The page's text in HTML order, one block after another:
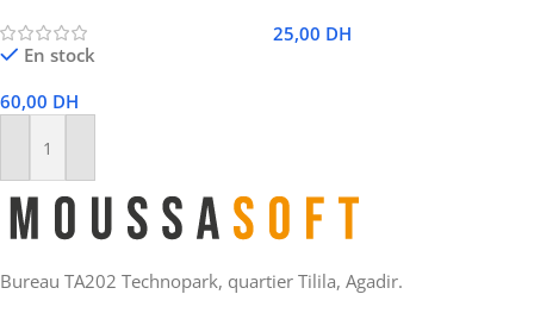
En stock
60,00 DH
Ajouter Au Panier
25,00 DH
Bureau TA202 Technopark, quartier Tilila, Agadir.